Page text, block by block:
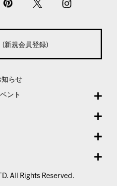
(新規会員登録)
知らせ
ント
All Rights Reserved.